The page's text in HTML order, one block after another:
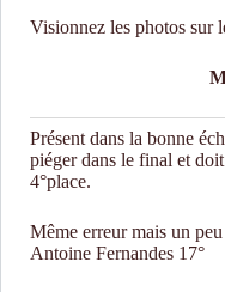
Visionnez les photos sur
Présent dans la bonne
piéger dans le final et
4°place.
Même erreur mais un
Antoine Fernandes 17°